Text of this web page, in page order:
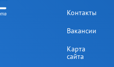
Контакты
Вакансии
Карта
сайта